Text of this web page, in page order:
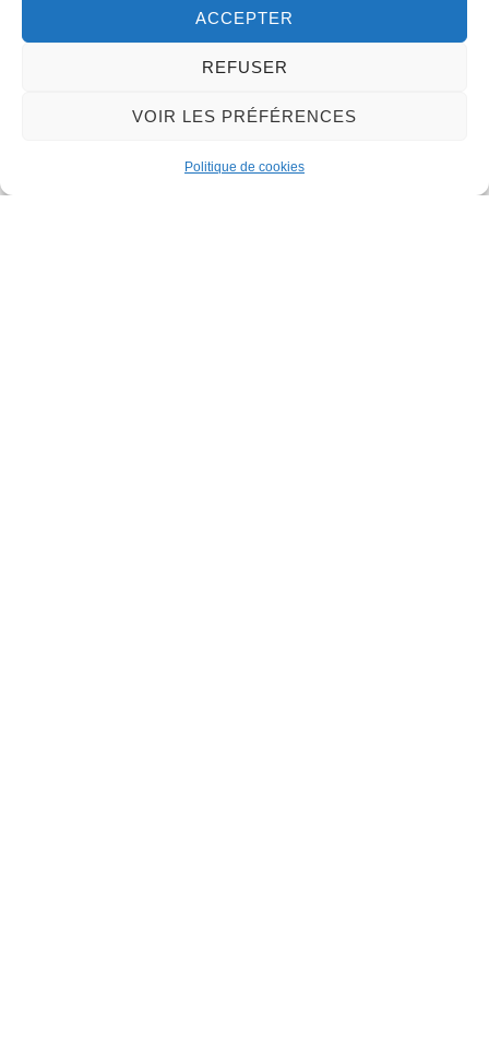
ACCEPTER
REFUSER
VOIR LES PRÉFÉRENCES
Politique de cookies
Contact
32 rue du Général-de-Gaulle
mairie@meung-sur-loire.com